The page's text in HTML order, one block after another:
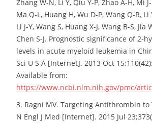
Zhang W-N, Li Y, Qiu Y-P, Zhao A-H, Mi
Ma Q-L, Huang H, Wu D-P, Wang Q-R, Li
Li J-Y, Wang S, Huang X-J, Wang B-S, Jia
Chen S-J. Prognostic significance of 2-
levels in acute myeloid leukemia in
Sci U S A [Internet]. 2013 Oct
Available from:
https://www.ncbi.nlm.nih.gov/pmc/
3. Ragni MV. Targeting Antithrombin
N Engl J Med [Internet]. 2015 Jul